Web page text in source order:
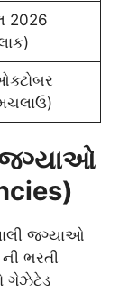
2026
જગ્યાઓ
જગ્યાઓ
ભરતી
ગેઝેટેડ